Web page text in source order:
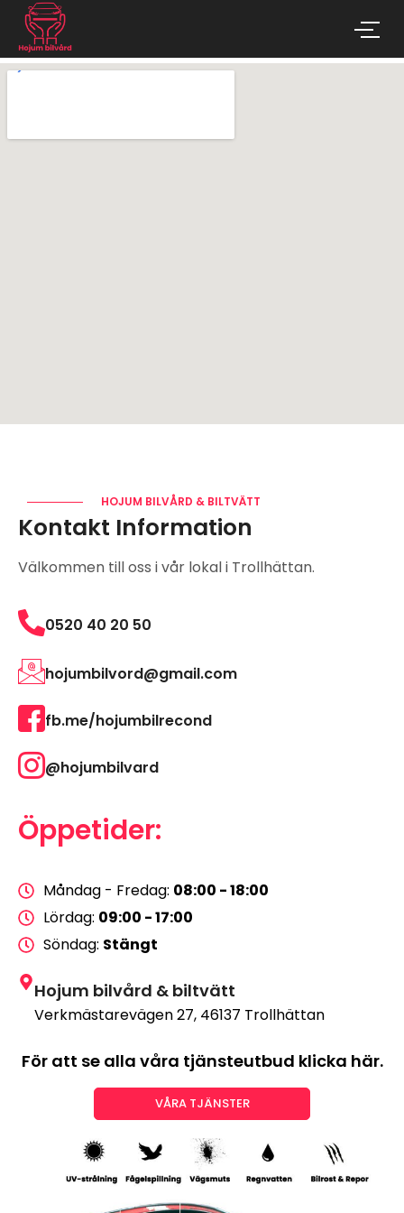
HOJUM BILVÅRD & BILTVÄTT
Kontakt Information
Välkommen till oss i vår lokal i Trollhättan.
0520 40 20 50
hojumbilvord@gmail.com
fb.me/hojumbilrecond
@hojumbilvard
Öppetider:
Måndag - Fredag: 08:00 - 18:00
Lördag: 09:00 - 17:00
Söndag: Stängt
Hojum bilvård & biltvätt
Verkmästarevägen 27, 46137 Trollhättan
För att se alla våra tjänsteutbud klicka här.
VÅRA TJÄNSTER